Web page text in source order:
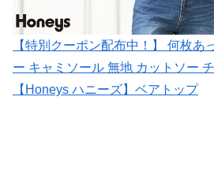
【特別クーポン配布中！】 何枚あ
ー キャミソール 無地 カットソー
【Honeys ハニーズ】ベアトップ